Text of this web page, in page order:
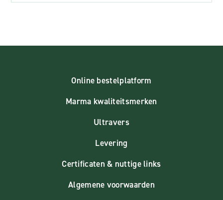
Online bestelplatform
Marma kwaliteitsmerken
Ultravers
Levering
Certificaten & nuttige links
Algemene voorwaarden